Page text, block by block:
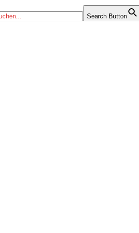
Search Button